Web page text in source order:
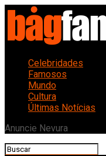
Celebridades
Famosos
Mundo
Cultura
Últimas Notícias
Anuncie Nevura